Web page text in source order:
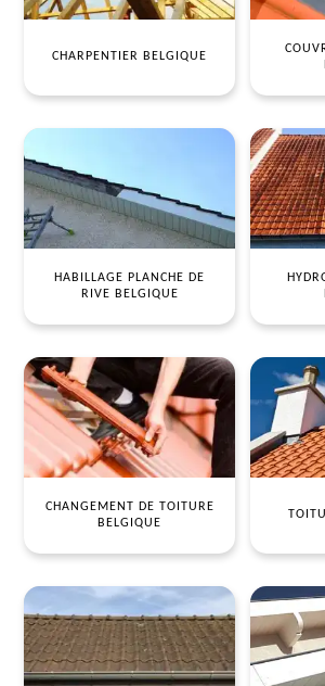
CHARPENTIER BELGIQUE
HABILLAGE PLANCHE DE
RIVE BELGIQUE
CHANGEMENT DE TOITURE
BELGIQUE